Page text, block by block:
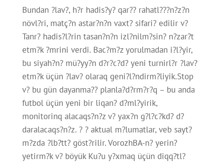
Bundan ?lav?, h?r hadis?y? qar?? rahatl???n?z?n
növl?ri, matç?n astar?n?n vaxt? sifari? edilir v?
Tanr? hadis?l?rin tasan?n?n izl?nilm?sin? n?zar?t
etm?k ?mrini verdi. Bac?m?z yorulmadan i?l?yir,
bu siyah?n? mü?yy?n d?r?c?d? yeni turnirl?r ?lav?
etm?k üçün ?lav? olaraq geni?l?ndirm?liyik.Stop
v? bu gün dayanma?? planla?d?rm?r?q – bu anda
futbol üçün yeni bir liqan? d?ml?yirik,
monitorinq alacaqs?n?z v? yax?n g?l?c?kd? d?
daralacaqs?n?z. ? ? aktual m?lumatlar, veb sayt?
m?zda ?lb?tt? göst?rilir. VorozhBA-n? yerin?
yetirm?k v? böyük Ku?u y?xmaq üçün diqq?tl?